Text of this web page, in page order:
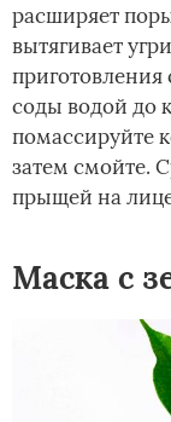
расширяет
вытягивает
приготовления
соды водой до
помассируйте
затем смойте.
прыщей на
Маска с